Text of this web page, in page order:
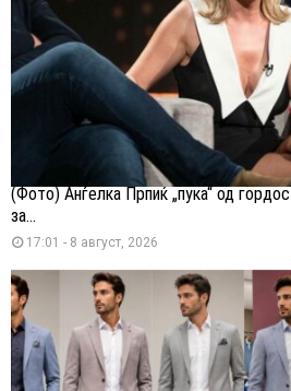
(Фото) Анѓелка Прпиќ „пука“ од
за...
17:01 - 8 август, 2026